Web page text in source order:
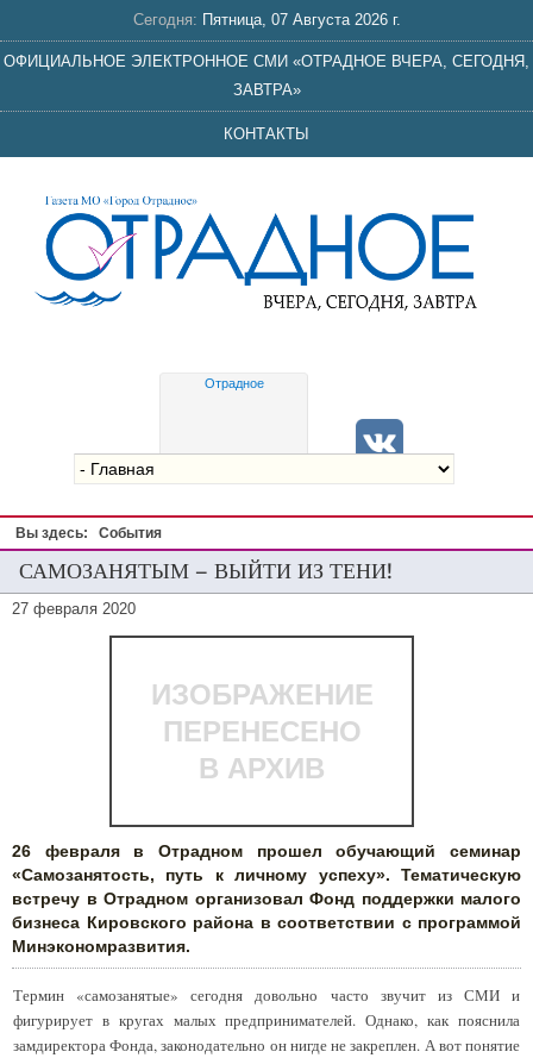
Сегодня: Пятница, 07 Августа 2026 г.
ОФИЦИАЛЬНОЕ ЭЛЕКТРОННОЕ СМИ «ОТРАДНОЕ ВЧЕРА, СЕГОДНЯ,
ЗАВТРА»
КОНТАКТЫ
Отрадное
Вы здесь: События
САМОЗАНЯТЫМ – ВЫЙТИ ИЗ ТЕНИ!
27 февраля 2020
ИЗОБРАЖЕНИЕ
ПЕРЕНЕСЕНО
В АРХИВ
26 февраля в Отрадном прошел обучающий семинар
«Самозанятость, путь к личному успеху». Тематическую
встречу в Отрадном организовал Фонд поддержки малого
бизнеса Кировского района в соответствии с программой
Минэкономразвития.
Термин «самозанятые» сегодня довольно часто звучит из СМИ и
фигурирует в кругах малых предпринимателей. Однако, как пояснила
замдиректора Фонда, законодательно он нигде не закреплен. А вот понятие